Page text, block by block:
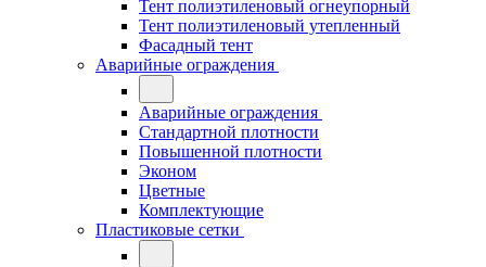
Тент полиэтиленовый огнеупорный
Тент полиэтиленовый утепленный
Фасадный тент
Аварийные ограждения
Аварийные ограждения
Стандартной плотности
Повышенной плотности
Эконом
Цветные
Комплектующие
Пластиковые сетки